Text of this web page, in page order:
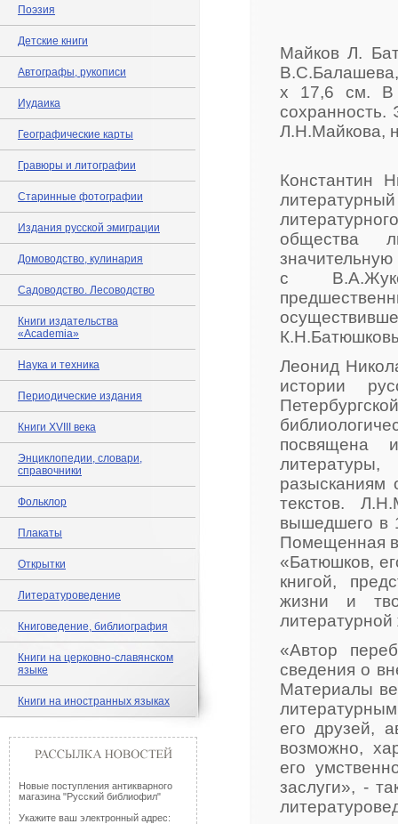
Поэзия
Детские книги
Автографы, рукописи
Иудаика
Географические карты
Гравюры и литографии
Старинные фотографии
Издания русской эмиграции
Домоводство, кулинария
Садоводство. Лесоводство
Книги издательства
«Academia»
Наука и техника
Периодические издания
Книги XVIII века
Энциклопедии, словари,
справочники
Фольклор
Плакаты
Открытки
Литературоведение
Книговедение, библиография
Книги на церковно-славянском
языке
Книги на иностранных языках
Новые поступления антикварного
магазина "Русский библиофил"
Укажите ваш электронный адрес:
Майков Л.
х 17,6 см. В
сохранность.
Л.Н.Майкова,
Константин
общества
с
Леонид
истории
посвящена
разысканиям
текстов.
вышедшего в
Помещенная в
«Батюшков,
книгой,
жизни и
«Автор
сведения о
Материалы
его друзей,
возможно,
его
заслуги», -